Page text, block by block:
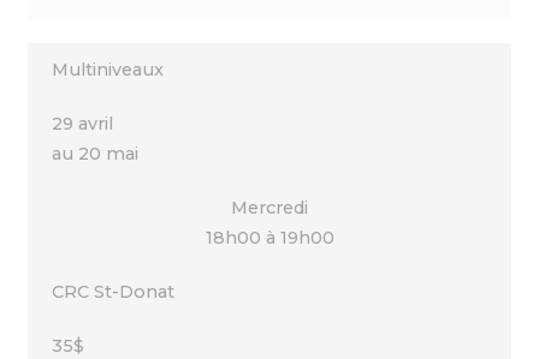
Multiniveaux
29 avril
au 20 mai
Mercredi
18h00 à 19h00
CRC St-Donat
35$